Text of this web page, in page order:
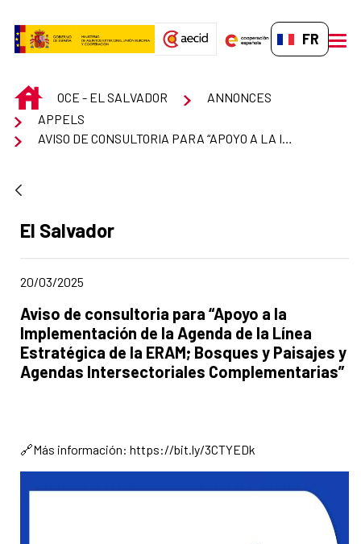
FR-FR
INICIOOCE - EL SALVADOR
ANNONCES
APPELS
Apartado del anuncio:
El Salvador
Fecha de publicación de la noticia
20/03/2025
Título del anuncio:
Aviso de consultoria para “Apoyo a la
Implementación de la Agenda de la Línea
Estratégica de la ERAM; Bosques y Paisajes y
Agendas Intersectoriales Complementarias”
🔗Más información: https://bit.ly/3CTYEDk